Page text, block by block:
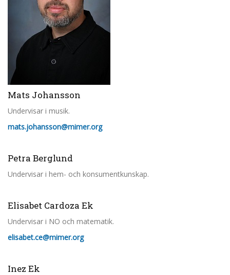
Mats Johansson
Undervisar i musik.
mats.johansson@mimer.org
Petra Berglund
Undervisar i hem- och konsumentkunskap.
Elisabet Cardoza Ek
Undervisar i NO och matematik.
elisabet.ce@mimer.org
Inez Ek